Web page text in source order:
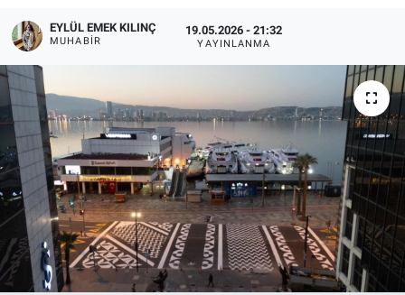
EYLÜL EMEK KILINÇ
MUHABIR
19.05.2026 - 21:32
YAYINLANMA